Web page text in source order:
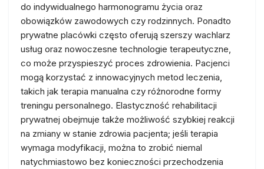
do indywidualnego harmonogramu życia oraz
obowiązków zawodowych czy rodzinnych. Ponadto
prywatne placówki często oferują szerszy wachlarz
usług oraz nowoczesne technologie terapeutyczne,
co może przyspieszyć proces zdrowienia. Pacjenci
mogą korzystać z innowacyjnych metod leczenia,
takich jak terapia manualna czy różnorodne formy
treningu personalnego. Elastyczność rehabilitacji
prywatnej obejmuje także możliwość szybkiej reakcji
na zmiany w stanie zdrowia pacjenta; jeśli terapia
wymaga modyfikacji, można to zrobić niemal
natychmiastowo bez konieczności przechodzenia